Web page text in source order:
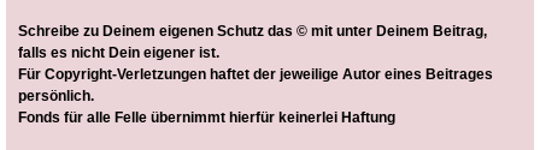
Schreibe zu Deinem eigenen Schutz das © mit unter Deinem Beitrag,
falls es nicht Dein eigener ist.
Für Copyright-Verletzungen haftet der jeweilige Autor eines Beitrages
persönlich.
Fonds für alle Felle übernimmt hierfür keinerlei Haftung